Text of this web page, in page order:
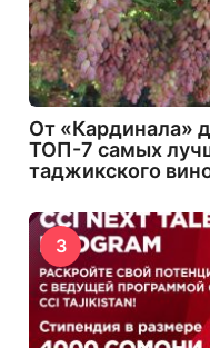
От «Кардинала»
ТОП-7 самых
таджикского
3